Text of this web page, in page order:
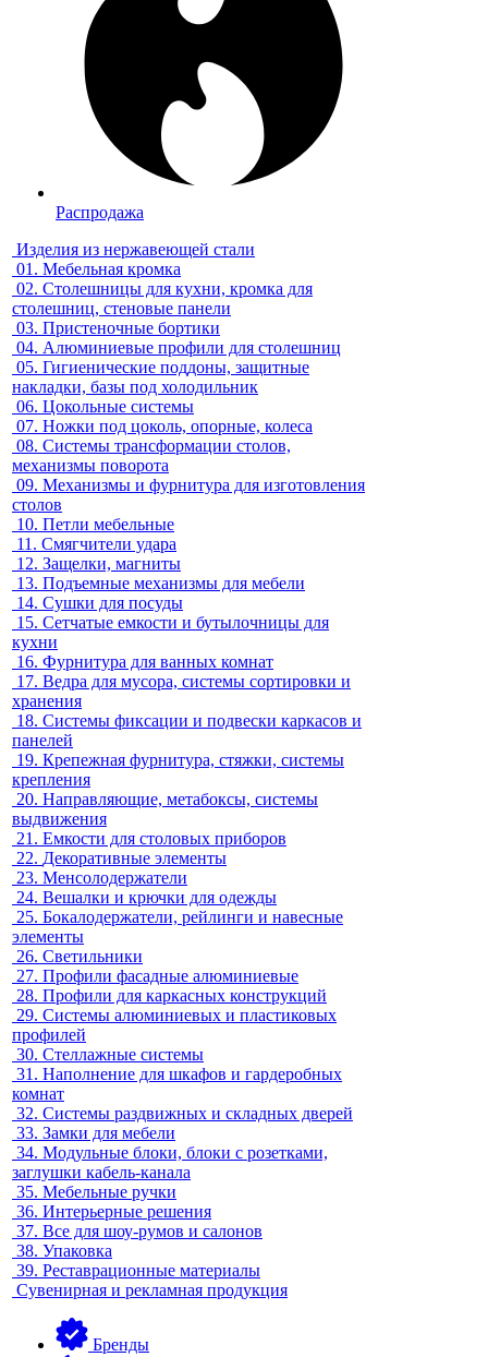
Распродажа
Изделия из нержавеющей стали
01. Мебельная кромка
02. Столешницы для кухни, кромка для
столешниц, стеновые панели
03. Пристеночные бортики
04. Алюминиевые профили для столешниц
05. Гигиенические поддоны, защитные
накладки, базы под холодильник
06. Цокольные системы
07. Ножки под цоколь, опорные, колеса
08. Системы трансформации столов,
механизмы поворота
09. Механизмы и фурнитура для изготовления
столов
10. Петли мебельные
11. Смягчители удара
12. Защелки, магниты
13. Подъемные механизмы для мебели
14. Сушки для посуды
15. Сетчатые емкости и бутылочницы для
кухни
16. Фурнитура для ванных комнат
17. Ведра для мусора, системы сортировки и
хранения
18. Системы фиксации и подвески каркасов и
панелей
19. Крепежная фурнитура, стяжки, системы
крепления
20. Направляющие, метабоксы, системы
выдвижения
21. Емкости для столовых приборов
22. Декоративные элементы
23. Менсолодержатели
24. Вешалки и крючки для одежды
25. Бокалодержатели, рейлинги и навесные
элементы
26. Светильники
27. Профили фасадные алюминиевые
28. Профили для каркасных конструкций
29. Системы алюминиевых и пластиковых
профилей
30. Стеллажные системы
31. Наполнение для шкафов и гардеробных
комнат
32. Системы раздвижных и складных дверей
33. Замки для мебели
34. Модульные блоки, блоки с розетками,
заглушки кабель-канала
35. Мебельные ручки
36. Интерьерные решения
37. Все для шоу-румов и салонов
38. Упаковка
39. Реставрационные материалы
Сувенирная и рекламная продукция
Бренды